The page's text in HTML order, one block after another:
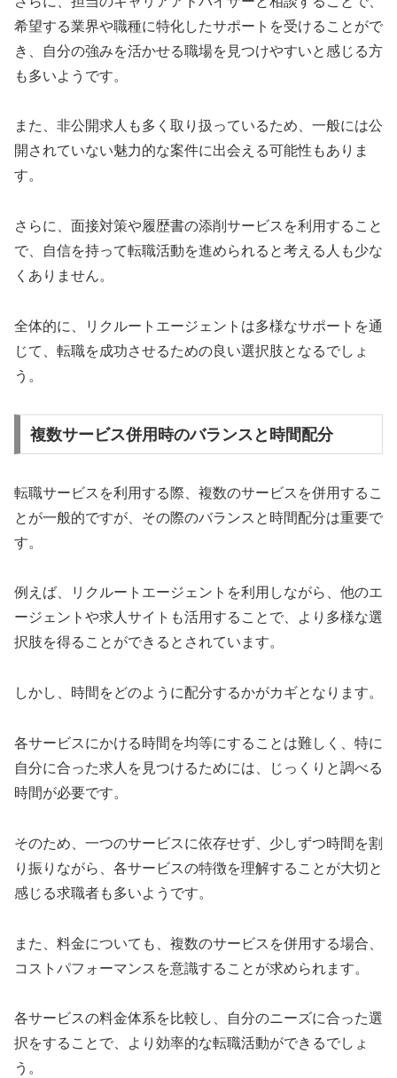
希望する業界や職種に特化したサポートを受けることがで
き、自分の強みを活かせる職場を見つけやすいと感じる方
も多いようです。
また、非公開求人も多く取り扱っているため、一般には公
開されていない魅力的な案件に出会える可能性もありま
す。
さらに、面接対策や履歴書の添削サービスを利用すること
で、自信を持って転職活動を進められると考える人も少な
くありません。
全体的に、リクルートエージェントは多様なサポートを通
じて、転職を成功させるための良い選択肢となるでしょ
う。
複数サービス併用時のバランスと時間配分
転職サービスを利用する際、複数のサービスを併用するこ
とが一般的ですが、その際のバランスと時間配分は重要で
す。
例えば、リクルートエージェントを利用しながら、他のエ
ージェントや求人サイトも活用することで、より多様な選
択肢を得ることができるとされています。
しかし、時間をどのように配分するかがカギとなります。
各サービスにかける時間を均等にすることは難しく、特に
自分に合った求人を見つけるためには、じっくりと調べる
時間が必要です。
そのため、一つのサービスに依存せず、少しずつ時間を割
り振りながら、各サービスの特徴を理解することが大切と
感じる求職者も多いようです。
また、料金についても、複数のサービスを併用する場合、
コストパフォーマンスを意識することが求められます。
各サービスの料金体系を比較し、自分のニーズに合った選
択をすることで、より効率的な転職活動ができるでしょ
う。